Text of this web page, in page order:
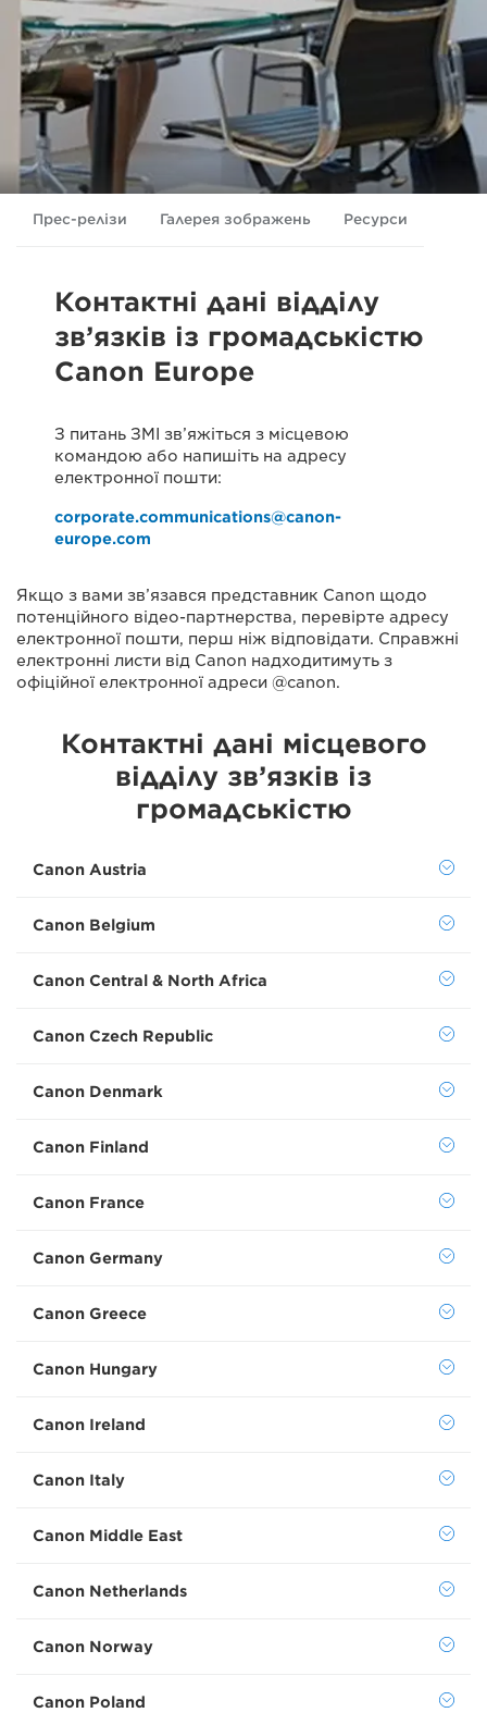
Прес-релізи Галерея зображень Ресурси
Контактні дані відділу
зв’язків із громадськістю
Canon Europe
З питань ЗМІ зв’яжіться з місцевою
командою або напишіть на адресу
електронної пошти:
corporate.communications@canon-
europe.com
Якщо з вами зв’язався представник Canon щодо
потенційного відео-партнерства, перевірте адресу
електронної пошти, перш ніж відповідати. Справжні
електронні листи від Canon надходитимуть з
офіційної електронної адреси @canon.
Контактні дані місцевого
відділу зв’язків із
громадськістю
Canon Austria
Canon Belgium
Canon Central & North Africa
Canon Czech Republic
Canon Denmark
Canon Finland
Canon France
Canon Germany
Canon Greece
Canon Hungary
Canon Ireland
Canon Italy
Canon Middle East
Canon Netherlands
Canon Norway
Canon Poland